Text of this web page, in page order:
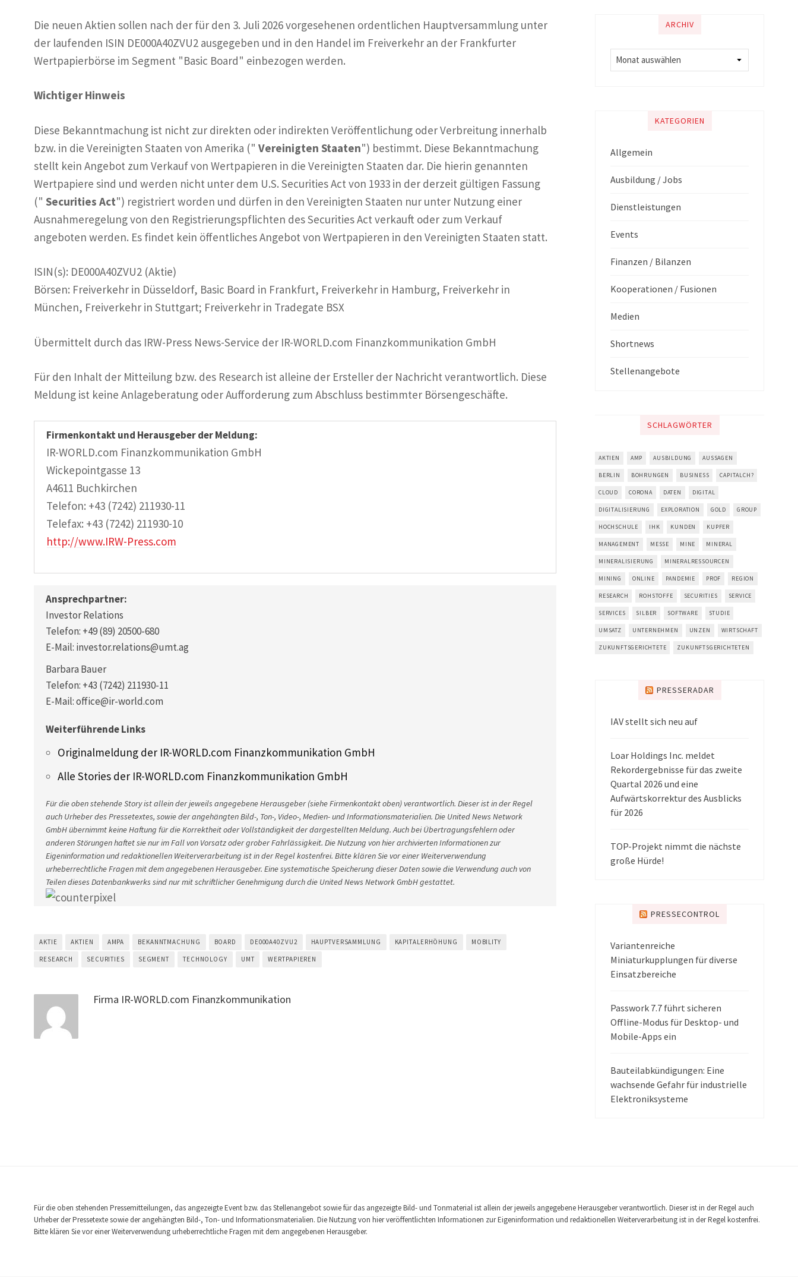
Die neuen Aktien sollen nach der für den 3. Juli 2026 vorgesehenen ordentlichen Hauptversammlung unter
der laufenden ISIN DE000A40ZVU2 ausgegeben und in den Handel im Freiverkehr an der Frankfurter
Wertpapierbörse im Segment "Basic Board" einbezogen werden.
Wichtiger Hinweis
Diese Bekanntmachung ist nicht zur direkten oder indirekten Veröffentlichung oder Verbreitung innerhalb
bzw. in die Vereinigten Staaten von Amerika (" Vereinigten Staaten") bestimmt. Diese Bekanntmachung
stellt kein Angebot zum Verkauf von Wertpapieren in die Vereinigten Staaten dar. Die hierin genannten
Wertpapiere sind und werden nicht unter dem U.S. Securities Act von 1933 in der derzeit gültigen Fassung
(" Securities Act") registriert worden und dürfen in den Vereinigten Staaten nur unter Nutzung einer
Ausnahmeregelung von den Registrierungspflichten des Securities Act verkauft oder zum Verkauf
angeboten werden. Es findet kein öffentliches Angebot von Wertpapieren in den Vereinigten Staaten statt.
ISIN(s): DE000A40ZVU2 (Aktie)
Börsen: Freiverkehr in Düsseldorf, Basic Board in Frankfurt, Freiverkehr in Hamburg, Freiverkehr in
München, Freiverkehr in Stuttgart; Freiverkehr in Tradegate BSX
Übermittelt durch das IRW-Press News-Service der IR-WORLD.com Finanzkommunikation GmbH
Für den Inhalt der Mitteilung bzw. des Research ist alleine der Ersteller der Nachricht verantwortlich. Diese
Meldung ist keine Anlageberatung oder Aufforderung zum Abschluss bestimmter Börsengeschäfte.
Firmenkontakt und Herausgeber der Meldung:
IR-WORLD.com Finanzkommunikation GmbH
Wickepointgasse 13
A4611 Buchkirchen
Telefon: +43 (7242) 211930-11
Telefax: +43 (7242) 211930-10
http://www.IRW-Press.com
Ansprechpartner:
Investor Relations
Telefon: +49 (89) 20500-680
E-Mail: investor.relations@umt.ag
Barbara Bauer
Telefon: +43 (7242) 211930-11
E-Mail: office@ir-world.com
Weiterführende Links
Originalmeldung der IR-WORLD.com Finanzkommunikation GmbH
Alle Stories der IR-WORLD.com Finanzkommunikation GmbH
Für die oben stehende Story ist allein der jeweils angegebene Herausgeber (siehe Firmenkontakt oben) verantwortlich. Dieser ist in der Regel
auch Urheber des Pressetextes, sowie der angehängten Bild-, Ton-, Video-, Medien- und Informationsmaterialien. Die United News Network
GmbH übernimmt keine Haftung für die Korrektheit oder Vollständigkeit der dargestellten Meldung. Auch bei Übertragungsfehlern oder
anderen Störungen haftet sie nur im Fall von Vorsatz oder grober Fahrlässigkeit. Die Nutzung von hier archivierten Informationen zur
Eigeninformation und redaktionellen Weiterverarbeitung ist in der Regel kostenfrei. Bitte klären Sie vor einer Weiterverwendung
urheberrechtliche Fragen mit dem angegebenen Herausgeber. Eine systematische Speicherung dieser Daten sowie die Verwendung auch von
Teilen dieses Datenbankwerks sind nur mit schriftlicher Genehmigung durch die United News Network GmbH gestattet.
AKTIE AKTIEN AMPA BEKANNTMACHUNG BOARD DE000A40ZVU2 HAUPTVERSAMMLUNG KAPITALERHÖHUNG MOBILITY
RESEARCH SECURITIES SEGMENT TECHNOLOGY UMT WERTPAPIEREN
Firma IR-WORLD.com Finanzkommunikation
ARCHIV
KATEGORIEN
Allgemein
Ausbildung / Jobs
Dienstleistungen
Events
Finanzen / Bilanzen
Kooperationen / Fusionen
Medien
Shortnews
Stellenangebote
SCHLAGWÖRTER
AKTIEN AMP AUSBILDUNG AUSSAGEN
BERLIN BOHRUNGEN BUSINESS CAPITALCH?
CLOUD CORONA DATEN DIGITAL
DIGITALISIERUNG EXPLORATION GOLD GROUP
HOCHSCHULE IHK KUNDEN KUPFER
MANAGEMENT MESSE MINE MINERAL
MINERALISIERUNG MINERALRESSOURCEN
MINING ONLINE PANDEMIE PROF REGION
RESEARCH ROHSTOFFE SECURITIES SERVICE
SERVICES SILBER SOFTWARE STUDIE
UMSATZ UNTERNEHMEN UNZEN WIRTSCHAFT
ZUKUNFTSGERICHTETE ZUKUNFTSGERICHTETEN
PRESSERADAR
IAV stellt sich neu auf
Loar Holdings Inc. meldet
Rekordergebnisse für das zweite
Quartal 2026 und eine
Aufwärtskorrektur des Ausblicks
für 2026
TOP-Projekt nimmt die nächste
große Hürde!
PRESSECONTROL
Variantenreiche
Miniaturkupplungen für diverse
Einsatzbereiche
Passwork 7.7 führt sicheren
Offline-Modus für Desktop- und
Mobile-Apps ein
Bauteilabkündigungen: Eine
wachsende Gefahr für industrielle
Elektroniksysteme
Für die oben stehenden Pressemitteilungen, das angezeigte Event bzw. das Stellenangebot sowie für das angezeigte Bild- und Tonmaterial ist allein der jeweils angegebene Herausgeber verantwortlich. Dieser ist in der Regel auch
Urheber der Pressetexte sowie der angehängten Bild-, Ton- und Informationsmaterialien. Die Nutzung von hier veröffentlichten Informationen zur Eigeninformation und redaktionellen Weiterverarbeitung ist in der Regel kostenfrei.
Bitte klären Sie vor einer Weiterverwendung urheberrechtliche Fragen mit dem angegebenen Herausgeber.